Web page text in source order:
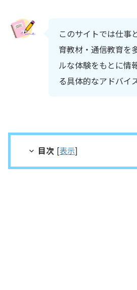
このサイトでは仕事
育教材・通信教育を
ルな体験をもとに情
る具体的なアドバイ
目次 [表示]